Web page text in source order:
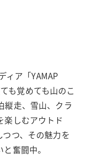
ィア「YAMAP
も覚めても山のこ
縦走、雪山、クラ
しむアウトド
つ、その魅力を
奮闘中。